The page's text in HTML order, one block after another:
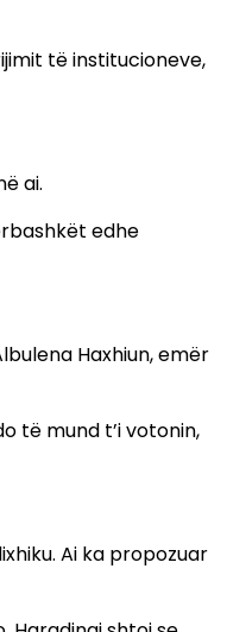
të institucioneve,
ai.
edhe
Haxhiun, emër
të mund t’i votonin,
Ai ka propozuar